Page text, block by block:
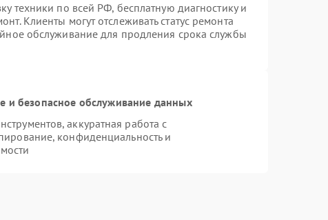
техники по всей РФ, бесплатную диагностику и
Клиенты могут отслеживать статус ремонта
обслуживание для продления срока службы
безопасное обслуживание данных
аккуратная работа с
конфиденциальность и